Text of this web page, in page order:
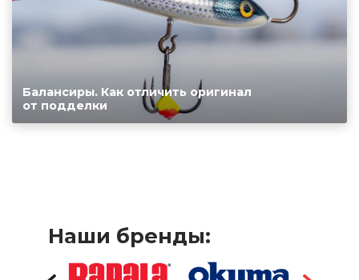
Балансиры. Как отличить оригинал
от подделки
Наши бренды: